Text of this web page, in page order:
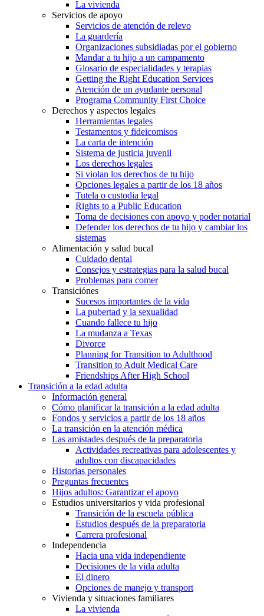
La vivienda
Servicios de apoyo
Servicios de atención de relevo
La guardería
Organizaciones subsidiadas por el gobierno
Mandar a tu hijo a un campamento
Glosario de especialidades y terapias
Getting the Right Education Services
Atención de un ayudante personal
Programa Community First Choice
Derechos y aspectos legales
Herramientas legales
Testamentos y fideicomisos
La carta de intención
Sistema de justicia juvenil
Los derechos legales
Si violan los derechos de tu hijo
Opciones legales a partir de los 18 años
Tutela o custodia legal
Rights to a Public Education
Toma de decisiones con apoyo y poder notarial
Defender los derechos de tu hijo y cambiar los
sistemas
Alimentación y salud bucal
Cuidado dental
Consejos y estrategias para la salud bucal
Problemas para comer
Transiciónes
Sucesos importantes de la vida
La pubertad y la sexualidad
Cuando fallece tu hijo
La mudanza a Texas
Divorce
Planning for Transition to Adulthood
Transition to Adult Medical Care
Friendships After High School
Transición a la edad adulta
Información general
Cómo planificar la transición a la edad adulta
Fondos y servicios a partir de los 18 años
La transición en la atención médica
Las amistades después de la preparatoria
Actividades recreativas para adolescentes y
adultos con discapacidades
Historias personales
Preguntas frecuentes
Hijos adultos: Garantizar el apoyo
Estudios universitarios y vida profesional
Transición de la escuela pública
Estudios después de la preparatoria
Carrera profesional
Independencia
Hacia una vida independiente
Decisiones de la vida adulta
El dinero
Opciones de manejo y transport
Vivienda y situaciones familiares
La vivienda